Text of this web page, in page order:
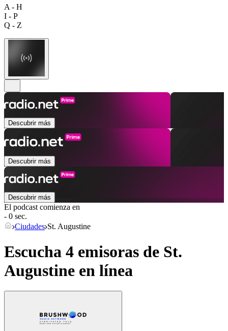
A - H
I - P
Q - Z
Descubrir más
Descubrir más
Descubrir más
El podcast comienza en
- 0 sec.
Ciudades St. Augustine
Escucha 4 emisoras de St.
Augustine en línea